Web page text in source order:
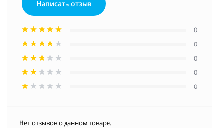
Написать отзыв
0
0
0
0
0
Нет отзывов о данном товаре.